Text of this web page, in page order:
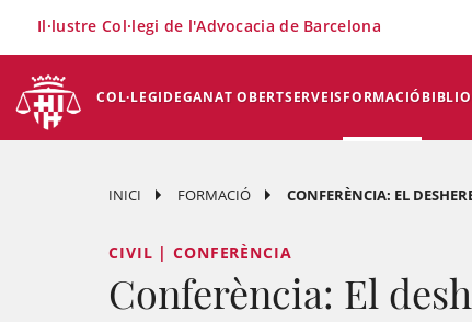
COL·LEGIDEGANAT OBERTSERVEISFORMACIÓ
Il·lustre Col·legi de l'Advocacia de Barcelona
INICI FORMACIÓ CONFERÈNCIA: EL
CIVIL | CONFERÈNCIA
Conferència: El